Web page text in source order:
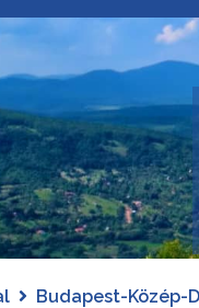
Budapest-Közép-